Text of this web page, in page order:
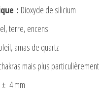
: Dioxyde de silicium
terre, encens
amas de quartz
mais plus
4 mm